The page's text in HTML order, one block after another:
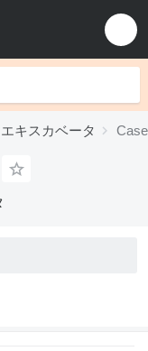
キスカベータ